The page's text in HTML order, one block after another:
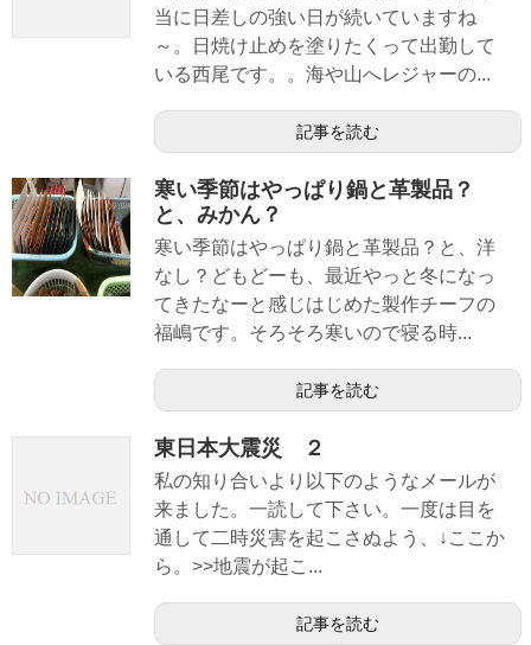
当に日差しの強い日が続いていますね
～。日焼け止めを塗りたくって出勤して
いる西尾です。。海や山へレジャーの...
記事を読む
寒い季節はやっぱり鍋と革製品？
と、みかん？
寒い季節はやっぱり鍋と革製品？と、洋
なし？どもどーも、最近やっと冬になっ
てきたなーと感じはじめた製作チーフの
福嶋です。そろそろ寒いので寝る時...
記事を読む
東日本大震災 ２
私の知り合いより以下のようなメールが
来ました。一読して下さい。一度は目を
通して二時災害を起こさぬよう、↓ここか
ら。>>地震が起こ...
記事を読む